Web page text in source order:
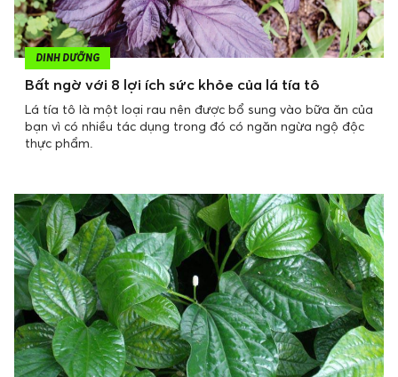
DINH DƯỠNG
Bất ngờ với 8 lợi ích sức khỏe của lá tía tô
Lá tía tô là một loại rau nên được bổ sung vào bữa ăn của
bạn vì có nhiều tác dụng trong đó có ngăn ngừa ngộ độc
thực phẩm.